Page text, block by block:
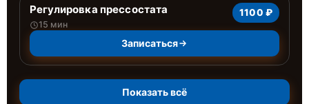
Регулировка прессостата
15 мин
1100 ₽
Записаться
Показать всё